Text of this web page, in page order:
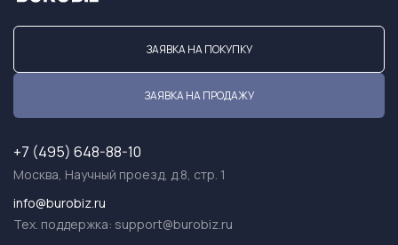
ЗАЯВКА НА ПОКУПКУ
ЗАЯВКА НА ПРОДАЖУ
+7 (495) 648-88-10
Москва, Научный проезд, д.8, стр. 1
info@burobiz.ru
Тех. поддержка: support@burobiz.ru